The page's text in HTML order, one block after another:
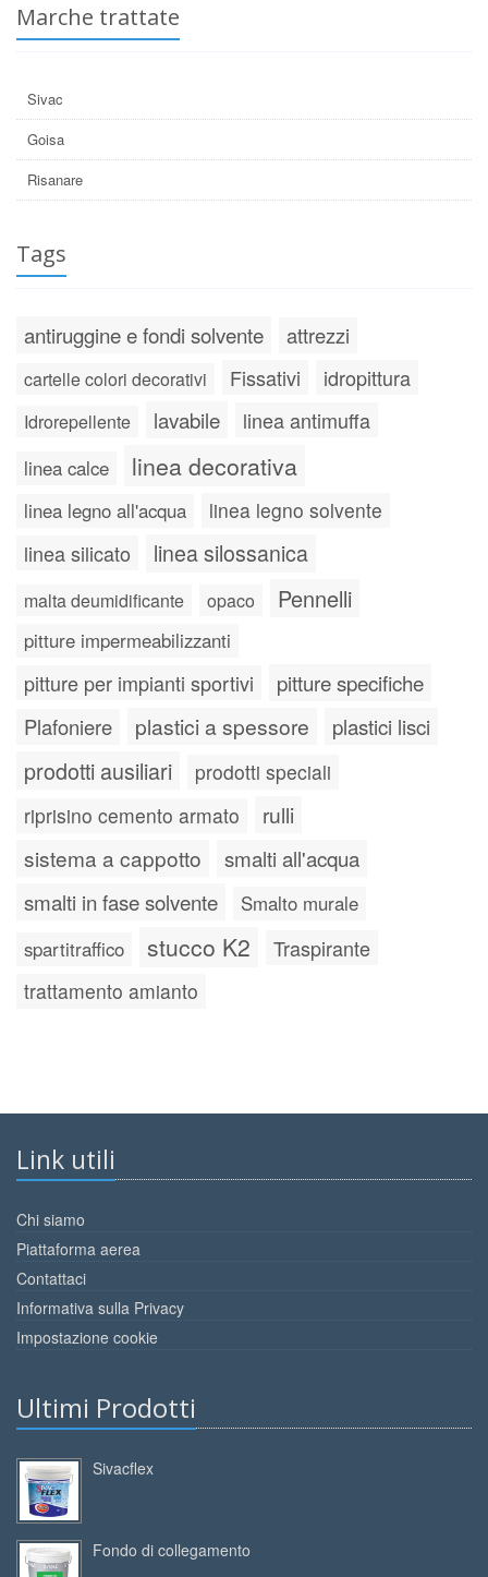
Marche trattate
Sivac
Goisa
Risanare
Tags
antiruggine e fondi solvente attrezzi
cartelle colori decorativi Fissativi idropittura
Idrorepellente lavabile linea antimuffa
linea calce linea decorativa
linea legno all'acqua linea legno solvente
linea silicato linea silossanica
malta deumidificante opaco Pennelli
pitture impermeabilizzanti
pitture per impianti sportivi pitture specifiche
Plafoniere plastici a spessore plastici lisci
prodotti ausiliari
prodotti speciali
riprisino cemento armato
rulli
sistema a cappotto
smalti all'acqua
smalti in fase solvente
Smalto murale
spartitraffico
stucco K2 Traspirante
trattamento amianto
Link utili
Chi siamo
Piattaforma aerea
Contattaci
Informativa sulla Privacy
Impostazione cookie
Ultimi Prodotti
Sivacflex
Fondo di collegamento